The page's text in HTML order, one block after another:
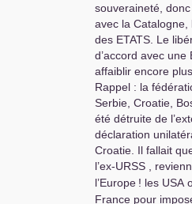
souveraineté, donc
avec la
des ETATS . Le
d’accord avec
affaiblir encore
Rappel : la
Serbie, Croatie,
été détruite de
déclaration
Croatie. Il fallait
l’ex-URSS ,
l’Europe ! les USA
France pour